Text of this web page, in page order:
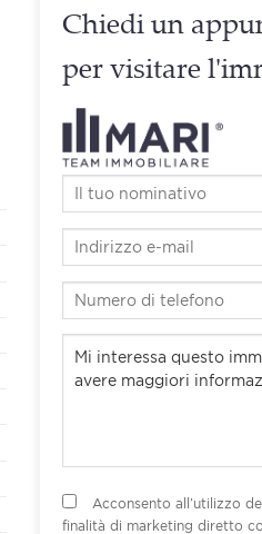
Chiedi un
per visitare
Acconsento all’utilizzo
finalità di marketing diretto